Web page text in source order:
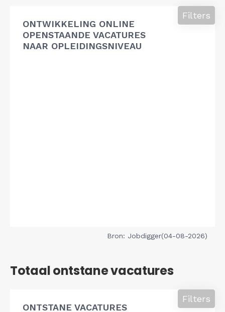
ONTWIKKELING ONLINE
OPENSTAANDE VACATURES
NAAR OPLEIDINGSNIVEAU
Filters
Bron: Jobdigger(04-08-2026)
Totaal ontstane vacatures
ONTSTANE VACATURES
Filters